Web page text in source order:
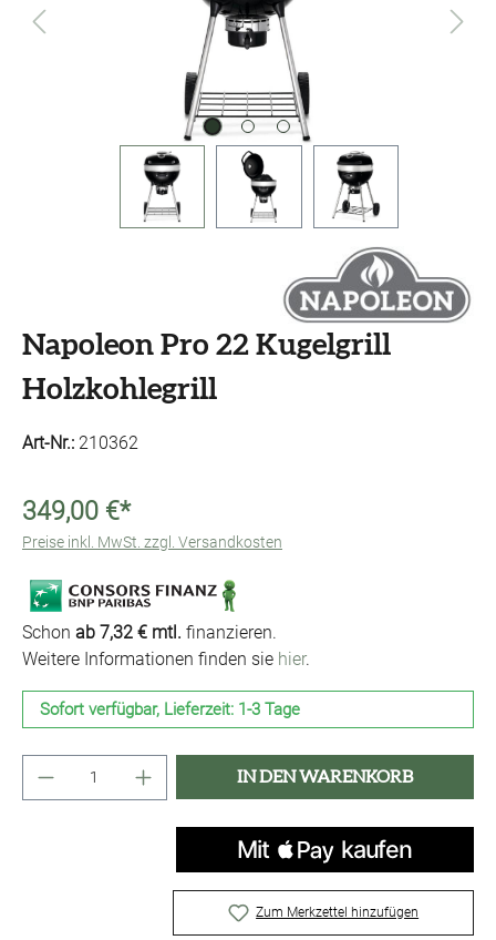
Napoleon Pro 22 Kugelgrill
Holzkohlegrill
Art-Nr.: 210362
349,00 €*
Preise inkl. MwSt. zzgl. Versandkosten
Schon ab 7,32 € mtl. finanzieren.
Weitere Informationen finden sie hier.
Sofort verfügbar, Lieferzeit: 1-3 Tage
Produkt Anzahl: Gib den gewünschten
IN DEN WARENKORB
Zum Merkzettel hinzufügen